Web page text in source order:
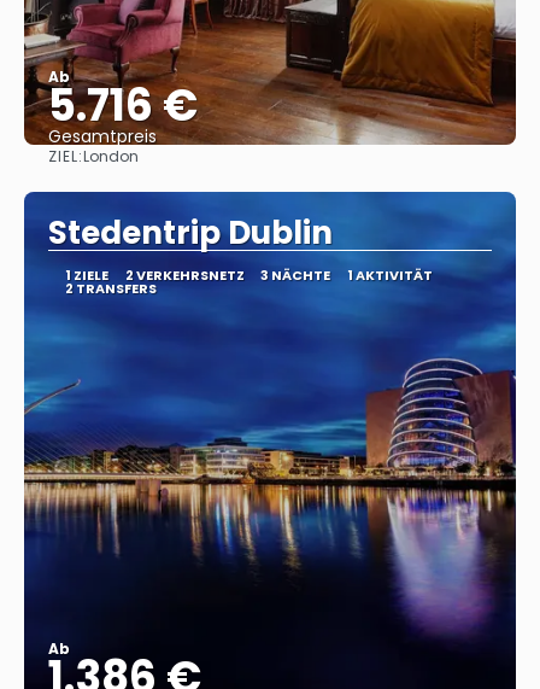
Ab
5.716 €
Gesamtpreis
ZIEL:London
Stedentrip Dublin
1 ZIELE 2 VERKEHRSNETZ 3 NÄCHTE 1 AKTIVITÄT
2 TRANSFERS
Ab